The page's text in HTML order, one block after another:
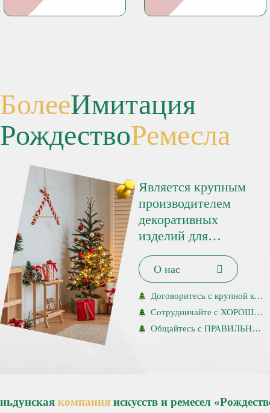
БолееИмитация
РождествоРемесла
Является крупным
производителем
декоративных
изделий для
Рождества и весны.
Наше присутствие
очень заметно
благодаря более чем
5000продуктам и
продажам в более чем
О нас
Договоритесь с крупной компанией
Сотрудничайте с ХОРОШЕЙ компанией
Общайтесь с ПРАВИЛЬНЫМИ людьми.
компанияискусств и ремесел